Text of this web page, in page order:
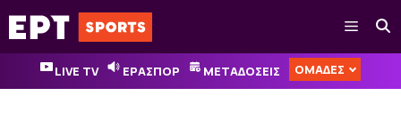
Μετάβαση
σε
περιεχόμενο
Μενού
LIVE TV ΕΡΑΣΠΟΡ ΜΕΤΑΔΟΣΕΙΣ ΟΜΑΔΕΣ